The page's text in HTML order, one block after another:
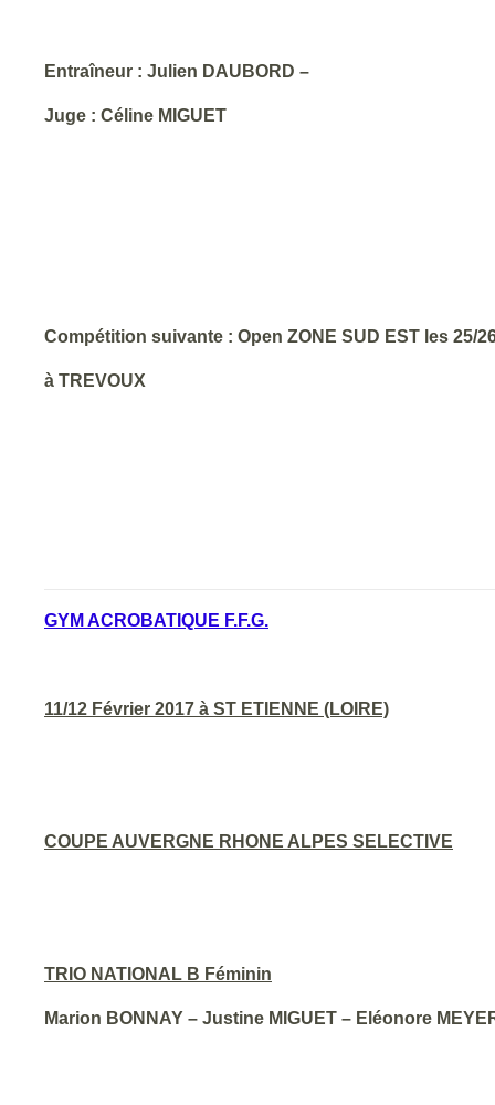
Entraîneur : Julien DAUBORD –
Juge : Céline MIGUET
Compétition suivante : Open ZONE SUD EST les 25/
à TREVOUX
GYM ACROBATIQUE F.F.G.
11/12 Février 2017 à ST ETIENNE (LOIRE)
COUPE AUVERGNE RHONE ALPES SELECTIVE
TRIO NATIONAL B Féminin
Marion BONNAY – Justine MIGUET – Eléonore